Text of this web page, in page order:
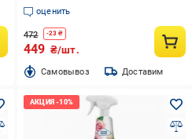
оценить
472 -23 ₴
449 ₴/шт.
Cамовывоз Доставим